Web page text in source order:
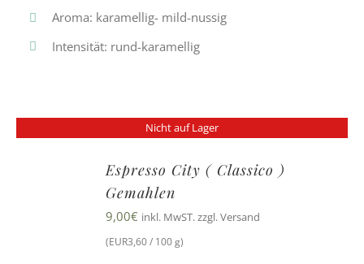
Aroma: karamellig- mild-nussig
Intensität: rund-karamellig
Nicht auf Lager
Espresso City ( Classico )
Gemahlen
9,00€ inkl. MwST. zzgl. Versand
(EUR3,60 / 100 g)